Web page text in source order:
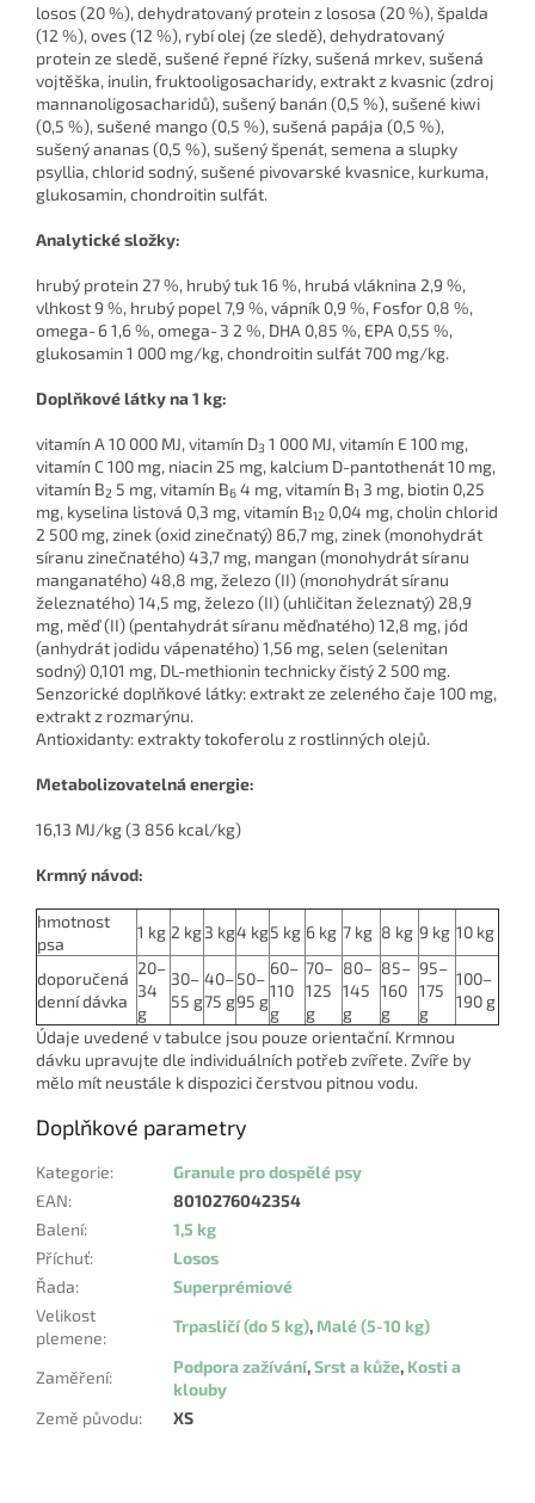
losos (20 %), dehydratovaný protein z lososa (20 %), špalda
(12 %), oves (12 %), rybí olej (ze sledě), dehydratovaný
protein ze sledě, sušené řepné řízky, sušená mrkev, sušená
vojtěška, inulin, fruktooligosacharidy, extrakt z kvasnic (zdroj
mannanoligosacharidů), sušený banán (0,5 %), sušené kiwi
(0,5 %), sušené mango (0,5 %), sušená papája (0,5 %),
sušený ananas (0,5 %), sušený špenát, semena a slupky
psyllia, chlorid sodný, sušené pivovarské kvasnice, kurkuma,
glukosamin, chondroitin sulfát.
Analytické složky:
hrubý protein 27 %, hrubý tuk 16 %, hrubá vláknina 2,9 %,
vlhkost 9 %, hrubý popel 7,9 %, vápník 0,9 %, Fosfor 0,8 %,
omega‐6 1,6 %, omega‐3 2 %, DHA 0,85 %, EPA 0,55 %,
glukosamin 1 000 mg/kg, chondroitin sulfát 700 mg/kg.
Doplňkové látky na 1 kg:
vitamín A 10 000 MJ, vitamín D3 1 000 MJ, vitamín E 100 mg,
vitamín C 100 mg, niacin 25 mg, kalcium D-pantothenát 10 mg,
vitamín B2 5 mg, vitamín B6 4 mg, vitamín B1 3 mg, biotin 0,25
mg, kyselina listová 0,3 mg, vitamín B12 0,04 mg, cholin chlorid
2 500 mg, zinek (oxid zinečnatý) 86,7 mg, zinek (monohydrát
síranu zinečnatého) 43,7 mg, mangan (monohydrát síranu
manganatého) 48,8 mg, železo (II) (monohydrát síranu
železnatého) 14,5 mg, železo (II) (uhličitan železnatý) 28,9
mg, měď (II) (pentahydrát síranu měďnatého) 12,8 mg, jód
(anhydrát jodidu vápenatého) 1,56 mg, selen (selenitan
sodný) 0,101 mg, DL-methionin technicky čistý 2 500 mg.
Senzorické doplňkové látky: extrakt ze zeleného čaje 100 mg,
extrakt z rozmarýnu.
Antioxidanty: extrakty tokoferolu z rostlinných olejů.
Metabolizovatelná energie:
16,13 MJ/kg (3 856 kcal/kg)
Krmný návod:
hmotnost
psa
1 kg 2 kg3 kg4 kg5 kg 6 kg 7 kg 8 kg 9 kg 10 kg
doporučená
denní dávka
20–
34
g
30–
55 g
40–
75 g
50–
95 g
60–
110
g
70–
125
g
80–
145
g
85–
160
g
95–
175
g
100–
190 g
Údaje uvedené v tabulce jsou pouze orientační. Krmnou
dávku upravujte dle individuálních potřeb zvířete. Zvíře by
mělo mít neustále k dispozici čerstvou pitnou vodu.
Doplňkové parametry
Kategorie:
Granule pro dospělé psy
EAN:
8010276042354
Balení:
1,5 kg
Příchuť:
Losos
Řada:
Superprémiové
Velikost
plemene:
Trpasličí (do 5 kg), Malé (5-10 kg)
Zaměření:
Podpora zažívání,Srst a kůže, Kosti a
klouby
Země původu: XS